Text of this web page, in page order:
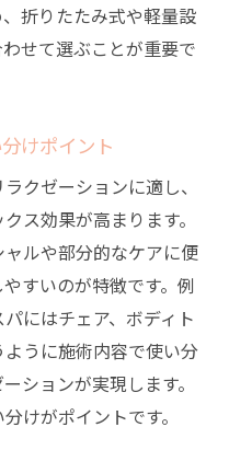
折りたたみ式や軽量設
せて選ぶことが重要で
けポイント
クゼーションに適し、
ス効果が高まります。
ルや部分的なケアに便
すいのが特徴です。例
にはチェア、ボディト
うに施術内容で使い分
ションが実現します。
けがポイントです。